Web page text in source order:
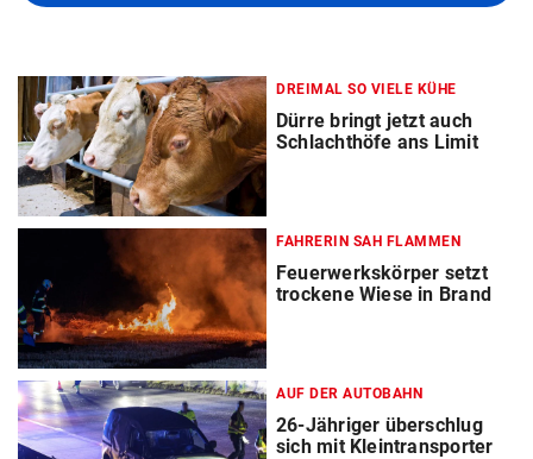
DREIMAL SO VIELE KÜHE
Dürre bringt jetzt auch
Schlachthöfe ans Limit
FAHRERIN SAH FLAMMEN
Feuerwerkskörper setzt
trockene Wiese in Brand
AUF DER AUTOBAHN
26-Jähriger überschlug
sich mit Kleintransporter